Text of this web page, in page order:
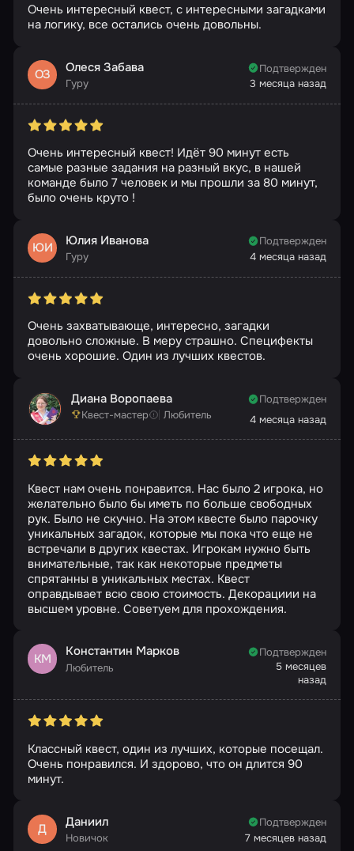
Очень интересный квест, с интересными загадками
на логику, все остались очень довольны.
ОЗ Олеся Забава
Гуру
Подтвержден
3 месяца назад
Очень интересный квест! Идёт 90 минут есть
самые разные задания на разный вкус, в нашей
команде было 7 человек и мы прошли за 80 минут,
было очень круто !
ЮИ Юлия Иванова
Гуру
Подтвержден
4 месяца назад
Очень захватывающе, интересно, загадки
довольно сложные. В меру страшно. Специфекты
очень хорошие. Один из лучших квестов.
Диана Воропаева
Квест-мастер Любитель
Подтвержден
4 месяца назад
Квест нам очень понравится. Нас было 2 игрока, но
желательно было бы иметь по больше свободных
рук. Было не скучно. На этом квесте было парочку
уникальных загадок, которые мы пока что еще не
встречали в других квестах. Игрокам нужно быть
внимательные, так как некоторые предметы
спрятанны в уникальных местах. Квест
оправдывает всю свою стоимость. Декорациии на
высшем уровне. Советуем для прохождения.
КМ Константин Марков
Любитель
Подтвержден
5 месяцев
назад
Классный квест, один из лучших, которые посещал.
Очень понравился. И здорово, что он длится 90
минут.
Д Даниил
Новичок
Подтвержден
7 месяцев назад